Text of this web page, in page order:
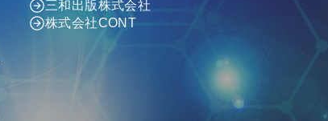
三和出版株式会社
株式会社CONT